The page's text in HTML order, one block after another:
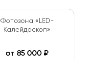
Фотозона «LED-
Калейдоскоп»
от 85 000₽